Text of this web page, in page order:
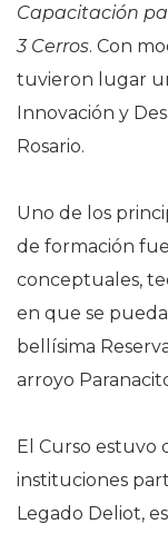
Capacitación
3 Cerros. Con
tuvieron lugar
Innovación y
Rosario.
Uno de los
de formación
conceptuales,
en que se
bellísima
arroyo
El Curso estuvo
instituciones
Legado Deliot,